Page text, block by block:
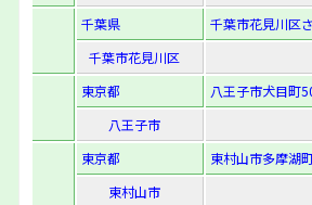
千葉県
千葉市花見川区
千葉市花見川区
東京都
八王子市犬目町
八王子市
東京都
東村山市多摩湖
東村山市